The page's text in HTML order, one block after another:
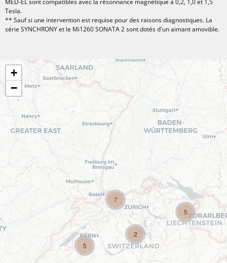
MED-EL sont compatibles avec la résonnance magnétique à 0,2, 1,0 et 1,5
Tesla.
** Sauf si une intervention est requise pour des raisons diagnostiques. La
série SYNCHRONY et le Mi1260 SONATA 2 sont dotés d'un aimant amovible.
2
7
5
5
+
−